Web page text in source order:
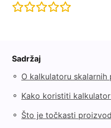
Sadržaj
◦ O kalkulatoru skalarnih
◦ Kako koristiti
◦ Što je točkasti